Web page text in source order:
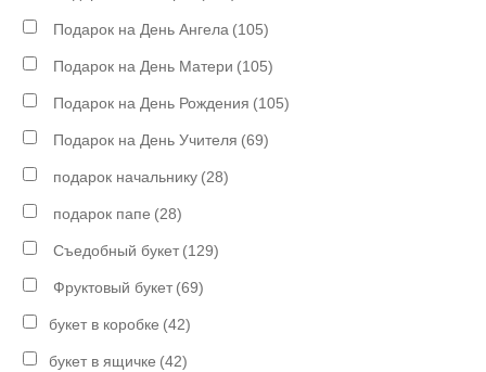
Подарок на День Ангела (105)
Подарок на День Матери (105)
Подарок на День Рождения (105)
Подарок на День Учителя (69)
подарок начальнику (28)
подарок папе (28)
Съедобный букет (129)
Фруктовый букет (69)
букет в коробке (42)
букет в ящичке (42)